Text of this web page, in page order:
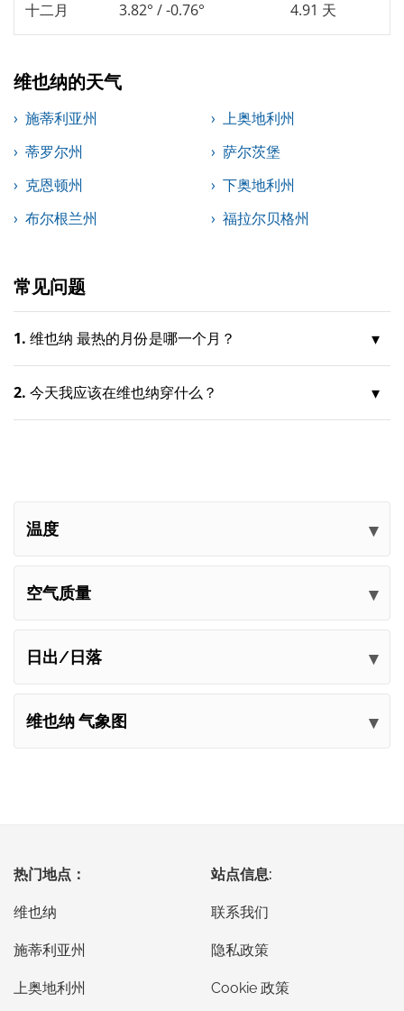
十二月 3.82° / -0.76° 4.91 天
维也纳的天气
施蒂利亚州
上奥地利州
蒂罗尔州
萨尔茨堡
克恩顿州
下奥地利州
布尔根兰州
福拉尔贝格州
常见问题
1. 维也纳 最热的月份是哪一个月？
2. 今天我应该在维也纳穿什么？
温度
空气质量
日出/日落
维也纳 气象图
热门地点：
维也纳
施蒂利亚州
上奥地利州
站点信息:
联系我们
隐私政策
Cookie 政策